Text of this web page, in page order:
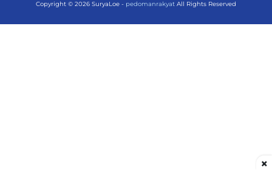
Copyright © 2026 SuryaLoe - pedomanrakyat All Rights Reserved
×